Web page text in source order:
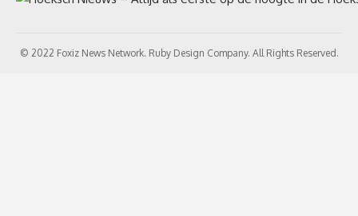
© 2022 Foxiz News Network. Ruby Design Company. All Rights Reserved.